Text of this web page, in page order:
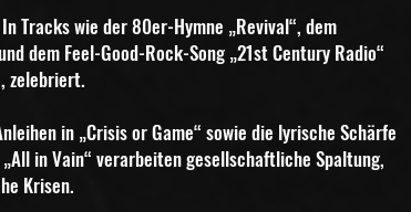
Tracks wie der 80er-Hymne „Revival“, dem
dem Feel-Good-Rock-Song „21st Century Radio“
zelebriert.
in „Crisis or Game“ sowie die lyrische Schärfe
in Vain“ verarbeiten gesellschaftliche Spaltung,
Krisen.